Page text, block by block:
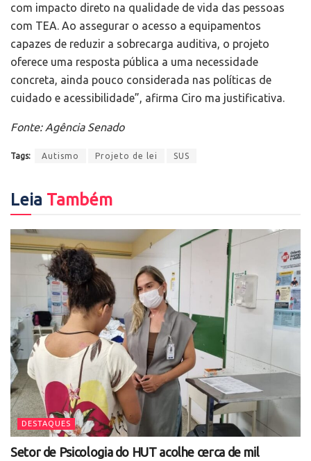
com impacto direto na qualidade de vida das pessoas
com TEA. Ao assegurar o acesso a equipamentos
capazes de reduzir a sobrecarga auditiva, o projeto
oferece uma resposta pública a uma necessidade
concreta, ainda pouco considerada nas políticas de
cuidado e acessibilidade”, afirma Ciro ma justificativa.
Fonte: Agência Senado
Tags: Autismo Projeto de lei SUS
Leia Também
DESTAQUES
Setor de Psicologia do HUT acolhe cerca de mil